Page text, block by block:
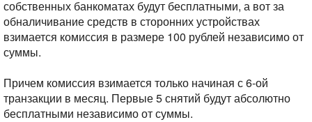
собственных банкоматах будут бесплатными, а вот за
обналичивание средств в сторонних устройствах
взимается комиссия в размере 100 рублей независимо от
суммы.
Причем комиссия взимается только начиная с 6-ой
транзакции в месяц. Первые 5 снятий будут абсолютно
бесплатными независимо от суммы.